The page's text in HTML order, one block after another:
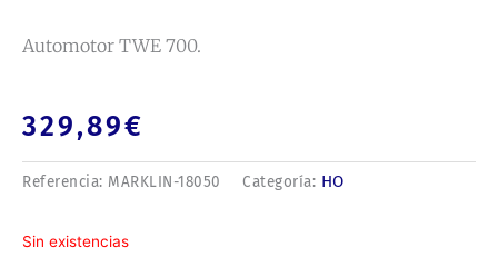
Automotor TWE 700.
329,89€
Referencia: MARKLIN-18050 Categoría: HO
Sin existencias